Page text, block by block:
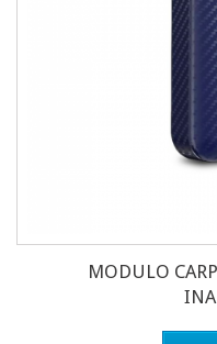
MODULO